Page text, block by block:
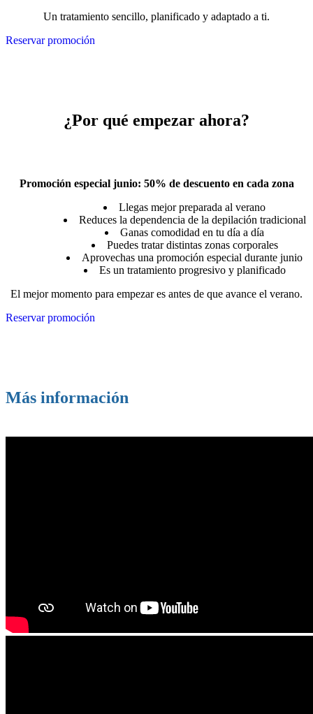
Un tratamiento sencillo, planificado y adaptado a ti.
Reservar promoción
¿Por qué empezar ahora?
Promoción especial junio: 50% de descuento en cada zona
Llegas mejor preparada al verano
Reduces la dependencia de la depilación tradicional
Ganas comodidad en tu día a día
Puedes tratar distintas zonas corporales
Aprovechas una promoción especial durante junio
Es un tratamiento progresivo y planificado
El mejor momento para empezar es antes de que avance el verano.
Reservar promoción
Más información